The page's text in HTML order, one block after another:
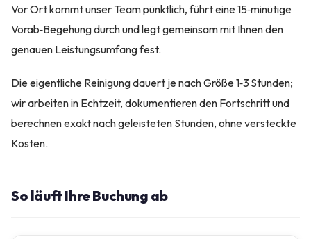
Vor Ort kommt unser Team pünktlich, führt eine 15‑minütige
Vorab‑Begehung durch und legt gemeinsam mit Ihnen den
genauen Leistungsumfang fest.
Die eigentliche Reinigung dauert je nach Größe 1‑3 Stunden;
wir arbeiten in Echtzeit, dokumentieren den Fortschritt und
berechnen exakt nach geleisteten Stunden, ohne versteckte
Kosten.
So läuft Ihre Buchung ab